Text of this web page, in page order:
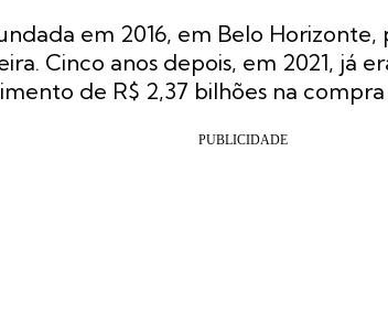
em 2016, em Belo Horizonte,
Cinco anos depois, em 2021, já
de R$ 2,37 bilhões na